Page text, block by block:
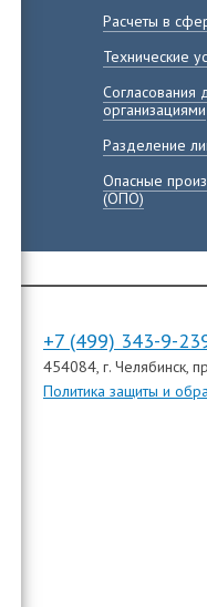
Расчеты в
Технические
Согласования
организациями
Разделение
Опасные
(ОПО)
+7 (499) 343-9-
454084, г. Челябинск,
Политика защиты и